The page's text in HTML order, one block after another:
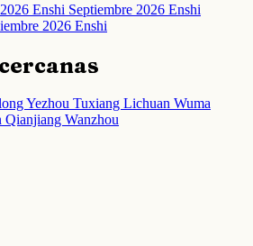
Enshi Septiembre 2026 Enshi
2026 Enshi
Yezhou Tuxiang Lichuan Wuma
Qianjiang Wanzhou